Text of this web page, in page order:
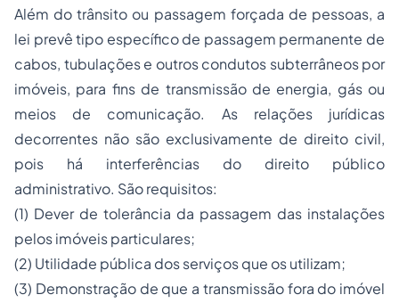
Além do trânsito ou passagem forçada de pessoas, a
lei prevê tipo específico de passagem permanente de
cabos, tubulações e outros condutos subterrâneos por
imóveis, para fins de transmissão de energia, gás ou
meios de comunicação. As relações jurídicas
decorrentes não são exclusivamente de direito civil,
pois há interferências do direito público
administrativo. São requisitos:
(1) Dever de tolerância da passagem das instalações
pelos imóveis particulares;
(2) Utilidade pública dos serviços que os utilizam;
(3) Demonstração de que a transmissão fora do imóvel